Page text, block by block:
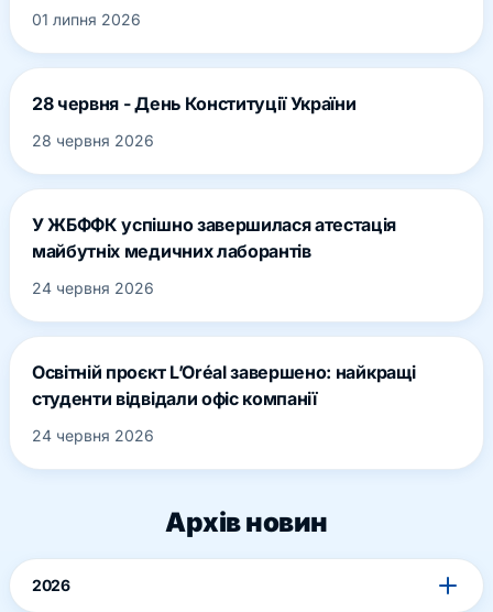
01 липня 2026
28 червня - День Конституції України
28 червня 2026
У ЖБФФК успішно завершилася атестація
майбутніх медичних лаборантів
24 червня 2026
Освітній проєкт L’Oréal завершено: найкращі
студенти відвідали офіс компанії
24 червня 2026
Архів новин
2026